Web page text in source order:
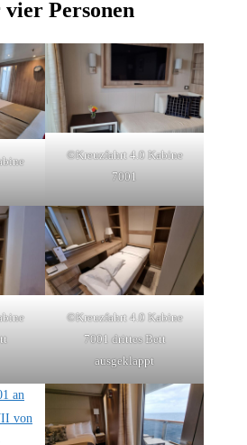
Personen
©Kreuzfahrt 4.0 Kabine
7001
©Kreuzfahrt 4.0 Kabine
7001 drittes Bett
ausgeklappt